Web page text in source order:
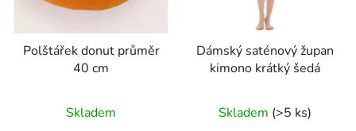
Polštářek donut průměr
40 cm
Skladem
Dámský saténový župan
kimono krátký šedá
Skladem (>5 ks)